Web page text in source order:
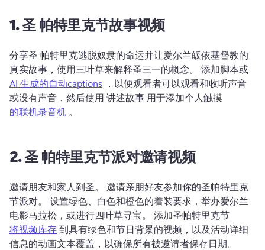
1.圣帕特里克节故事视频
分享圣 帕特里克逃脱奴隶的命运并让爱尔兰皈依基督教的
真实故事，使用三叶草来解释圣三一的概念。 添加脚本或
AI 生成的自动captions ，以便观看者可以观看和收听声音
或没有声音，然后使用 讲述故事 用于添加个人触摸
的联机录音机 。
2.圣帕特里克节派对邀请视频
邀请朋友和家人到圣。 邀请亲朋好友参加你的圣帕特里克
节派对。 设置绿色、白色和橙色的着装要求，举办爱尔兰
电影马拉松，或进行四叶草寻宝。 添加圣帕特里克节
将视频库存 到具有绿色和节日背景的视频，以及活动详细
信息的动画文本覆盖，以确保所有被邀请者保存日期。